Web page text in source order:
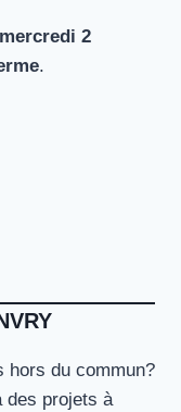
2
.
hors du commun?
des projets à